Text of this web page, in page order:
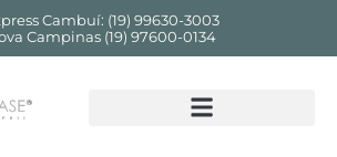
Cambuí: (19) 99630-3003
Campinas (19) 97600-0134